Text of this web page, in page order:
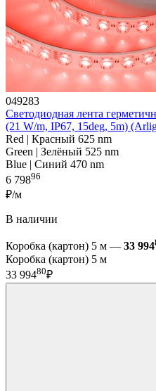
049283
Светодиодная лента
(21 W/m, IP67, 15deg, 5m)
Red | Красный 625 nm
Green | Зелёный 525 nm
Blue | Синий 470 nm
6 79896
₽/м
В наличии
Коробка (картон) 5 м — 33 994
Коробка (картон) 5 м
33 99480₽